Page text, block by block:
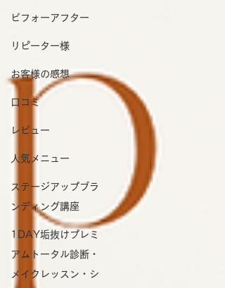
ビフォーアフター
リピーター様
お客様の感想
口コミ
レビュー
人気メニュー
ステージアップブラ
ンディング講座
1DAY垢抜けプレミ
アムトータル診断・
メイクレッスン・シ